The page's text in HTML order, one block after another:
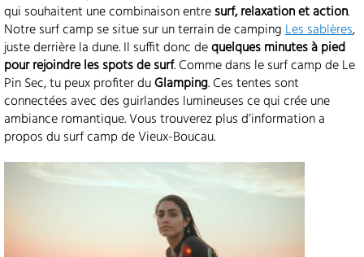
qui souhaitent une combinaison entresurf, relaxation et action.
Notre surf camp se situe sur un terrain de campingLes sablères,
juste derrière la dune. Il suffit donc dequelques minutes à pied
pour rejoindre les spots de surf. Comme dans le surf camp de Le
Pin Sec, tu peux profiter duGlamping. Ces tentes sont
connectées avec des guirlandes lumineuses ce qui crée une
ambiance romantique. Vous trouverez plus d’information a
propos du surf camp de Vieux-Boucau.